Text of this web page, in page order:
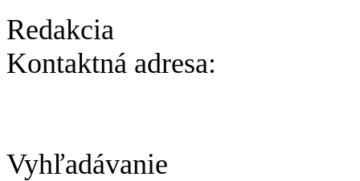
Redakcia
Kontaktná adresa:
Vyhľadávanie